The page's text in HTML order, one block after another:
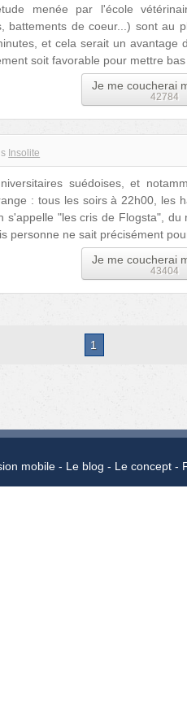
menée par l'école
battements de coeur...) sont au
et cela serait un avantage
soit favorable pour mettre
Je me coucherai
42784
Insolite
suédoises, et
: tous les soirs à 22h00, les
s'appelle "les cris de Flogsta",
personne ne sait précisément
Je me coucherai
43404
1
mobile Le blog Le concept